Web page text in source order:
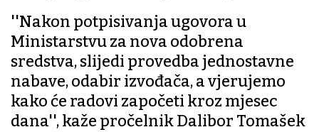
''Nakon potpisivanja ugovora u
Ministarstvu za nova odobrena
sredstva, slijedi provedba jednostavne
nabave, odabir izvođača, a vjerujemo
kako će radovi započeti kroz mjesec
dana'', kaže pročelnik Dalibor Tomašek